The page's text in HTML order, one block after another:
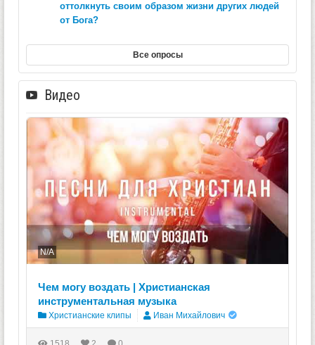
оттолкнуть своим образом жизни других людей
от Бога?
Все опросы
Видео
N/A
Чем могу воздать | Христианская
инструментальная музыка
Христианские клипы Иван Михайлович